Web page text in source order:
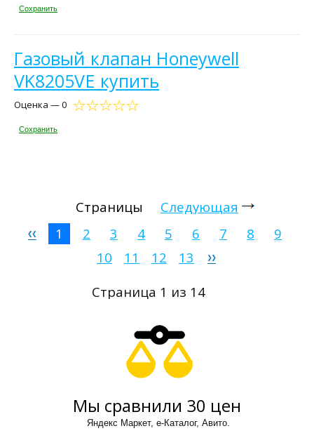
Сохранить
Газовый клапан Honeywell
VK8205VE купить
Оценка — 0
Сохранить
Страницы
Следующая
1
2 3 4 5 6 7 8
9
10
11 12
13
Страница 1 из 14
Мы сравнили 30 цен
Яндекс Маркет, е-Каталог, Авито.